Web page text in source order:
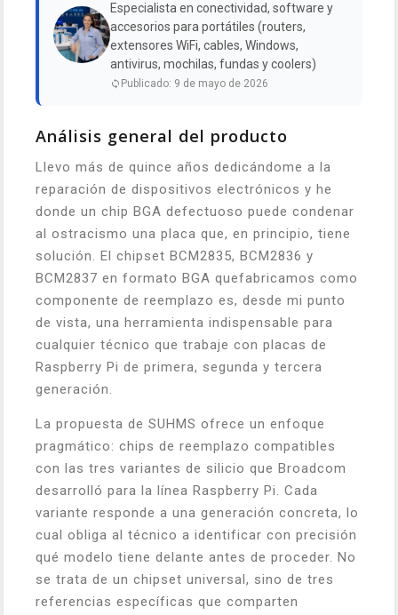
Especialista en conectividad, software y
accesorios para portátiles (routers,
extensores WiFi, cables, Windows,
antivirus, mochilas, fundas y coolers)
Publicado: 9 de mayo de 2026
Análisis general del producto
Llevo más de quince años dedicándome a la
reparación de dispositivos electrónicos y he
donde un chip BGA defectuoso puede condenar
al ostracismo una placa que, en principio, tiene
solución. El chipset BCM2835, BCM2836 y
BCM2837 en formato BGA quefabricamos como
componente de reemplazo es, desde mi punto
de vista, una herramienta indispensable para
cualquier técnico que trabaje con placas de
Raspberry Pi de primera, segunda y tercera
generación.
La propuesta de SUHMS ofrece un enfoque
pragmático: chips de reemplazo compatibles
con las tres variantes de silicio que Broadcom
desarrolló para la línea Raspberry Pi. Cada
variante responde a una generación concreta, lo
cual obliga al técnico a identificar con precisión
qué modelo tiene delante antes de proceder. No
se trata de un chipset universal, sino de tres
referencias específicas que comparten